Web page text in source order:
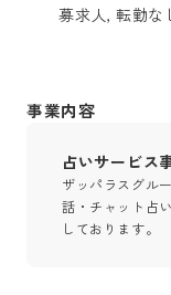
募求人, 転勤な
事業内容
占いサービス
ザッパラスグル
話・チャット占
しております。